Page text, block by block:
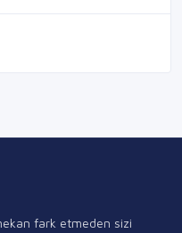
fark etmeden sizi